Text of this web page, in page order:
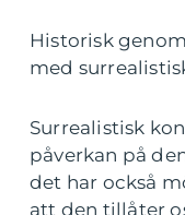
Historisk
med
Surrealistisk
påverkan på
det har också
att den tillåter